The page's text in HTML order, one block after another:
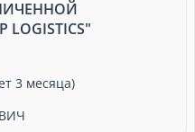
3 месяца)